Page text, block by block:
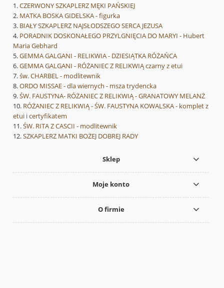
CZERWONY SZKAPLERZ MĘKI PAŃSKIEJ
MATKA BOSKA GIDELSKA - figurka
BIAŁY SZKAPLERZ NAJSŁODSZEGO SERCA JEZUSA
PORADNIK DOSKONAŁEGO PRZYLGNIĘCIA DO MARYI - Hubert
Maria Gebhard
GEMMA GALGANI - RELIKWIA - DZIESIĄTKA RÓŻAŃCA
GEMMA GALGANI - RÓŻANIEC Z RELIKWIĄ czarny z etui
św. CHARBEL - modlitewnik
ORDO MISSAE - dla wiernych - msza trydencka
ŚW. FAUSTYNA- RÓŻANIEC Z RELIKWIĄ - GRANATOWY MELANŻ
RÓŻANIEC Z RELIKWIĄ - ŚW. FAUSTYNA KOWALSKA - komplet z
etui i certyfikatem
ŚW. RITA Z CASCII - modlitewnik
SZKAPLERZ MATKI BOŻEJ DOBREJ RADY
Sklep
Moje konto
O firmie